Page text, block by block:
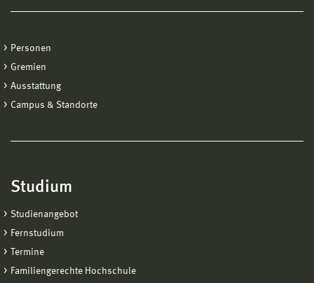
Personen
Gremien
Ausstattung
Campus & Standorte
Studium
Studienangebot
Fernstudium
Termine
Familiengerechte Hochschule